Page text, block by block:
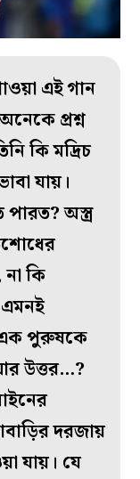
এই গান
প্রশ্ন
কি মদ্রিচ
যায়।
অস্ত্র
কি
এমনই
এক পুরুষকে
উত্তর…?
দরজায়
যায়। যে